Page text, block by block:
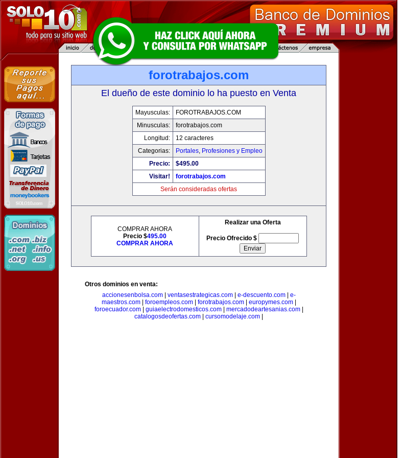
forotrabajos.com
El dueño de este dominio lo ha puesto en Venta
Mayusculas:
FOROTRABAJOS.COM
Minusculas:
forotrabajos.com
Longitud:
12 caracteres
Categorias:
Portales, Profesiones y Empleo
Precio:
$495.00
Visitar!
forotrabajos.com
Serán consideradas ofertas
COMPRAR AHORA
Precio $495.00
COMPRAR AHORA
Realizar una Oferta
Precio Ofrecido $
Otros dominios en venta:
accionesenbolsa.com| ventasestrategicas.com| e-descuento.com| e-
maestros.com| foroempleos.com| forotrabajos.com| europymes.com|
foroecuador.com| guiaelectrodomesticos.com| mercadodeartesanias.com|
catalogosdeofertas.com
cursomodelaje.com